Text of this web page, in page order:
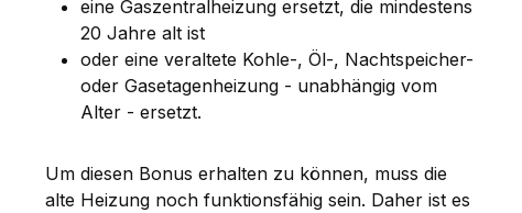
eine Gaszentralheizung ersetzt, die mindestens
20 Jahre alt ist
oder eine veraltete Kohle-, Öl-, Nachtspeicher-
oder Gasetagenheizung - unabhängig vom
Alter - ersetzt.
Um diesen Bonus erhalten zu können, muss die
alte Heizung noch funktionsfähig sein. Daher ist es